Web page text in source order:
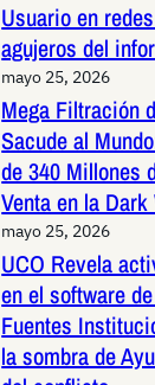
Usuario en
agujeros del
mayo 25, 2026
Mega Filtración
Sacude al
de 340 Millones
Venta en la Dark
mayo 25, 2026
UCO Revela
en el software
Fuentes
la sombra de